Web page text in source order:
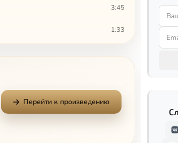
3:45
1:33
2:54
Перейти к произведению